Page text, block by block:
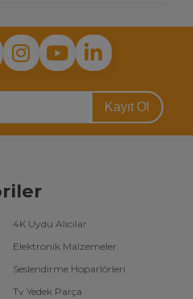
Kayıt Ol
4K Uydu Alıcılar
Elektronik Malzemeler
Seslendirme Hoparlörleri
Tv Yedek Parça